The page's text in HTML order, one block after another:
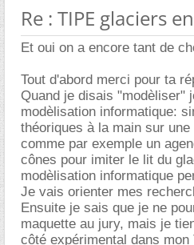
Re : TIPE glaciers
Et oui on a encore tant de
Tout d'abord merci pour ta
Quand je disais "modèliser"
modèlisation informatique:
théoriques à la main sur
comme par exemple un
cônes pour imiter le lit du
modèlisation informatique
Je vais orienter mes
Ensuite je sais que je ne
maquette au jury, mais je
côté expérimental dans